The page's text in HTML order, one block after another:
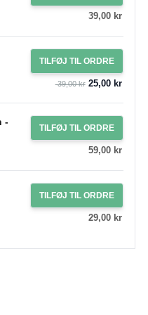
39,00 kr
TILFØJ TIL ORDRE
39,00 kr25,00 kr
-
TILFØJ TIL ORDRE
59,00 kr
TILFØJ TIL ORDRE
29,00 kr